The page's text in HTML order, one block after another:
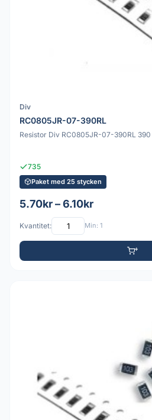
Div
RC0805JR-07-390RL
Resistor Div RC0805JR-07-390RL 390
735
Paket med 25 stycken
5.70kr – 6.10kr
Kvantitet: Min: 1